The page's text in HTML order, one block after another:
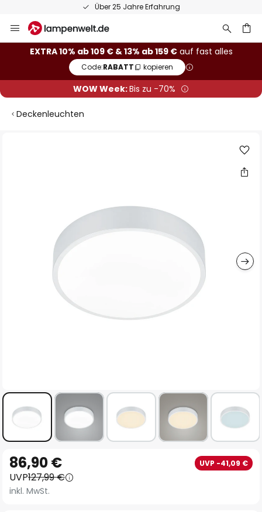
Über 25 Jahre Erfahrung
Inhalt
springen
EXTRA 10% ab 109 € & 13% ab 159 €auf fast alles
Code:RABATT kopieren
WOW Week:Bis zu -70%
Deckenleuchten
Anfang
der
Bildgalerie
86,90 € UVP -41,09 €
UVP127,99 €
inkl. MwSt.